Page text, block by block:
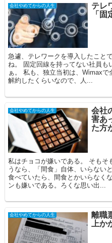
会社やめてからの人生
テレ
「固
急遽、テレワークを導入したこと
ね。 固定回線を持ってない社員も
ぁ。 私も、独立当初は、Wimax
解約したくらいなので、人...
会社やめてからの人生
会社
害あ
た方
私はチョコが嫌いである。 そもそ
うなら、「間食」自体、いらない
食べていたら、間食とかいらなく
ンも嫌いである。ろくな思い出...
会社やめてからの人生
離職
上か